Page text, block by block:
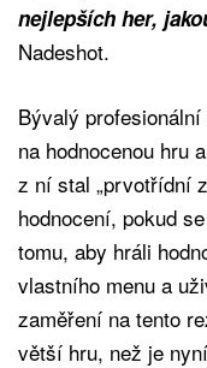
nejlepších her,
Nadeshot.
Bývalý
na hodnocenou hru
z ní stal „prvotřídní
hodnocení, pokud
tomu, aby hráli
vlastního menu a
zaměření na tento
větší hru, než je